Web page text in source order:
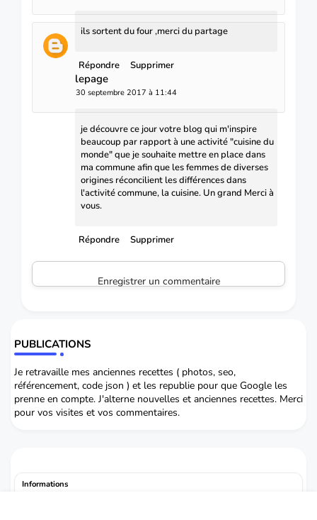
ils sortent du four ,merci du partage
Répondre Supprimer
lepage
30 septembre 2017 à 11:44
je découvre ce jour votre blog qui m'inspire
beaucoup par rapport à une activité "cuisine du
monde" que je souhaite mettre en place dans
ma commune afin que les femmes de diverses
origines réconcilient les différences dans
l'activité commune, la cuisine. Un grand Merci à
vous.
Répondre Supprimer
Enregistrer un commentaire
PUBLICATIONS
Je retravaille mes anciennes recettes ( photos, seo,
référencement, code json ) et les republie pour que Google les
prenne en compte. J'alterne nouvelles et anciennes recettes. Merci
pour vos visites et vos commentaires.
Informations